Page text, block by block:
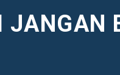
JANGAN